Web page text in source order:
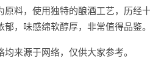
料，使用独特的酿酒工艺，历经
，味感绵软醇厚，非常值得品鉴。
来源于网络，仅供大家参考。